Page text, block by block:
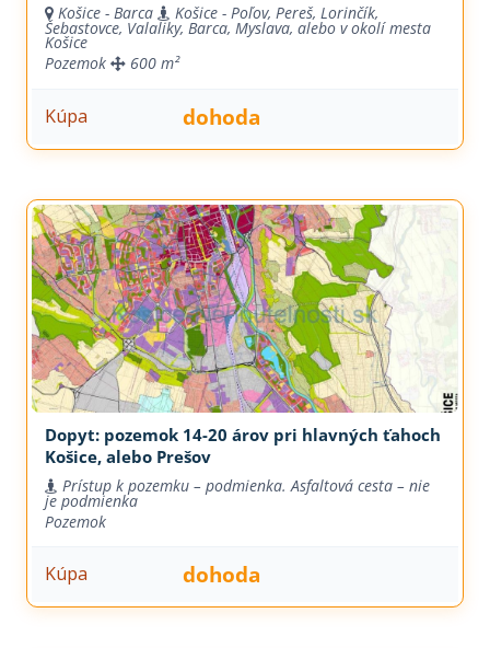
Košice - Barca Košice - Poľov, Pereš, Lorinčík,
Šebastovce, Valaliky, Barca, Myslava, alebo v okolí mesta
Košice
Pozemok
600 m²
Kúpa dohoda
Dopyt: pozemok 14-20 árov pri hlavných ťahoch
Košice, alebo Prešov
Prístup k pozemku – podmienka. Asfaltová cesta – nie
je podmienka
Pozemok
Kúpa dohoda